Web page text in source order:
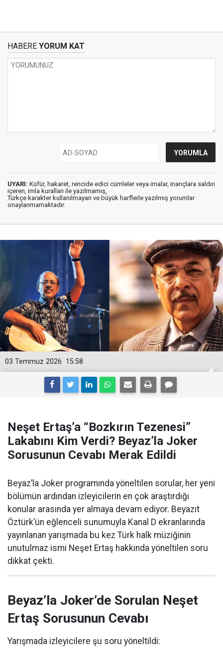
HABERE YORUM KAT
UYARI: Küfür, hakaret, rencide edici cümleler veya imalar, inançlara saldırı
içeren, imla kuralları ile yazılmamış,
Türkçe karakter kullanılmayan ve büyük harflerle yazılmış yorumlar
onaylanmamaktadır.
15:58
03 Temmuz 2026
Neşet Ertaş’a “Bozkırın Tezenesi”
Lakabını Kim Verdi? Beyaz’la Joker
Sorusunun Cevabı Merak Edildi
Beyaz’la Joker programında yöneltilen sorular, her yeni
bölümün ardından izleyicilerin en çok araştırdığı
konular arasında yer almaya devam ediyor. Beyazıt
Öztürk’ün eğlenceli sunumuyla Kanal D ekranlarında
yayınlanan yarışmada bu kez Türk halk müziğinin
unutulmaz ismi Neşet Ertaş hakkında yöneltilen soru
dikkat çekti.
Beyaz’la Joker’de Sorulan Neşet
Ertaş Sorusunun Cevabı
Yarışmada izleyicilere şu soru yöneltildi: